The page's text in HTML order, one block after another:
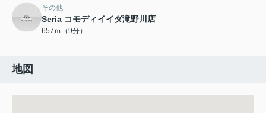
その他
Seria コモディイイダ滝野川店
657ｍ（9分）
地図